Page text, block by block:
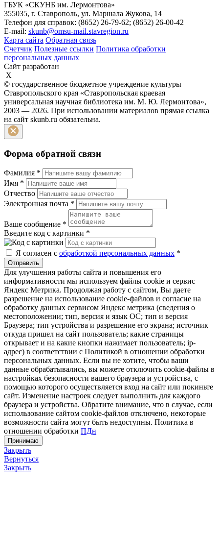
ГБУК «СКУНБ им. Лермонтова»
355035, г. Ставрополь, ул. Маршала Жукова, 14
Телефон для справок: (8652) 26-79-62; (8652) 26-00-42
E-mail: skunb@omsu-mail.stavregion.ru
Карта сайта Обратная связь
Счетчик Полезные ссылки Политика обработки
персональных данных
Сайт разработан
X
© государственное бюджетное учреждение культуры
Ставропольского края «Ставропольская краевая
универсальная научная библиотека им. М. Ю. Лермонтова»,
2003 — 2026. При использовании материалов прямая ссылка
на сайт skunb.ru обязательна.
Форма обратной связи
Фамилия *
Имя *
Отчество
Электронная почта *
Ваше сообщение *
Введите код с картинки *
Я согласен с обработкой персональных данных *
Отправить
Для улучшения работы сайта и повышения его
информативности мы используем файлы cookie и сервис
Яндекс Метрика. Продолжая работу с сайтом, Вы даете
разрешение на использование cookie-файлов и согласие на
обработку данных сервисом Яндекс метрика (сведения о
местоположении; тип, версия и язык ОС; тип и версия
Браузера; тип устройства и разрешение его экрана; источник
откуда пришел на сайт пользователь; какие страницы
открывает и на какие кнопки нажимает пользователь; ip-
адрес) в соответствии с Политикой в отношении обработки
персональных данных. Если вы не хотите, чтобы ваши
данные обрабатывались, вы можете отключить cookie-файлы в
настройках безопасности вашего браузера и устройства, с
помощью которого осуществляется вход на сайт или покиньте
сайт. Изменение настроек следует выполнить для каждого
браузера и устройства. Обратите внимание, что в случае, если
использование сайтом cookie-файлов отключено, некоторые
возможности сайта могут быть недоступны. Политика в
отношении обработки ПДн
Принимаю
Закрыть
Вернуться
Закрыть